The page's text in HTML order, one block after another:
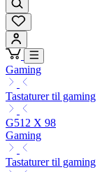
Gaming
Tastaturer til gaming
G512 X 98
Gaming
Tastaturer til gaming